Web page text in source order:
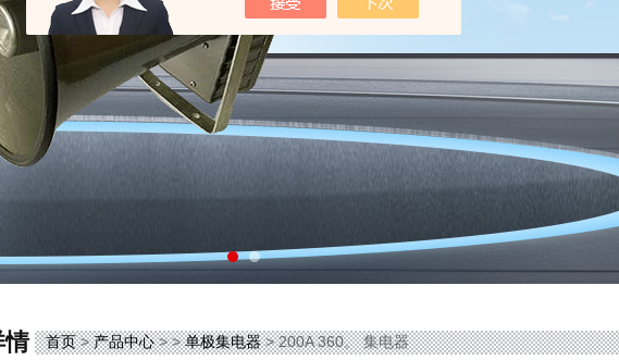
情 首页>产品中心> >单极集电器> 200A 360。 集电器